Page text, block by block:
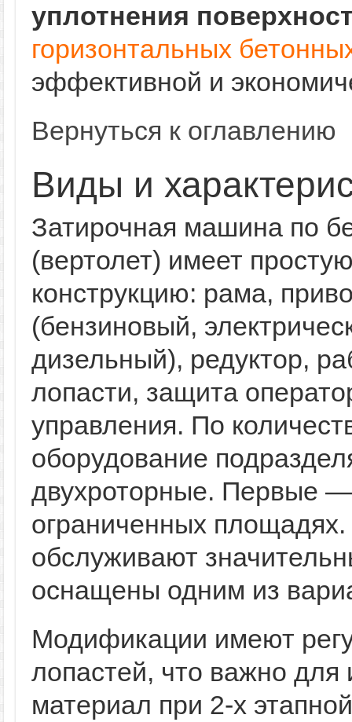
уплотнения
горизонтальных
эффективной и
Вернуться к оглавлению
Виды и
Затирочная машина по
(вертолет) имеет
конструкцию: рама,
(бензиновый,
дизельный), редуктор,
лопасти, защита
управления. По
оборудование
двухроторные. Первые
ограниченных
обслуживают
оснащены одним из
Модификации имеют
лопастей, что важно для
материал при 2-х